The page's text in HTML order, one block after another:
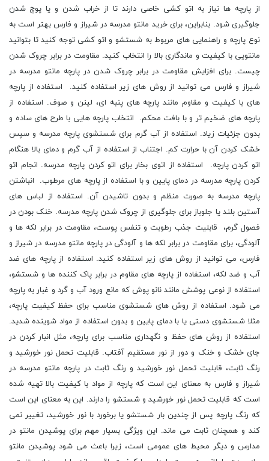
از پارچه ها نیاز به اتو کشی خاصی دارند تا از خراب شدن و یا پوچ شدن
جلوگیری شود. بنابراین، برای خرید مانتو مدرسه در شیراز و فارس بهتر است به
نوع پارچه و راهنمایی های مربوط به شستشو و اتو کشی توجه کنید تا بتوانید
مانتویی با کیفیت و ماندگاری بالا را انتخاب کنید. مقاومت در برابر چروک شدن
چیست. برای افزایش مقاومت در برابر چروک شدن در پارچه مانتو مدرسه در
شیراز و فارس می توانید از روش های زیر استفاده کنید. استفاده از پارچه
های با کیفیت و مقاوم مانند پارچه های پنبه ای، لینن و صوف. استفاده از
پارچه های ضخیم تر و با بافت محکم. انتخاب پارچه هایی با طرح های ساده و
بدون جزئیات زیاد. استفاده از آب گرم برای شستشوی پارچه مدرسه و سپس
خشک کردن آن با حرارت کم. اجتناب از استفاده از آب گرم و دمای بالا هنگام
اتو کردن پارچه. استفاده از اتوی بخار برای اتو کردن پارچه مدرسه. انجام اتو
کردن پارچه مدرسه در دمای پایین و با استفاده از پارچه های مرطوب. انباشتن
پارچه مدرسه به صورت منظم و بدون تاشیدن آن. استفاده از لباس های
آستین بلند یا جلوباز برای جلوگیری از چروک شدن پارچه مدرسه. خنک بودن در
فصول گرم، قابلیت جذب رطوبت و تنفس پوست، مقاومت در برابر لکه ها و
آلودگی، برای مقاومت در برابر لکه ها و آلودگی در پارچه مانتو مدرسه در شیراز و
فارس، می توانید از روش های زیر استفاده کنید. استفاده از پارچه های ضد
آب و ضد لکه، استفاده از پارچه های مقاوم در برابر پاک کننده ها و شستشو،
استفاده از نوعی پوشش مانند نانو پوش که مانع ورود آب و گرد و غبار به پارچه
می شود. استفاده از روش های شستشوی مناسب برای حفظ کیفیت پارچه،
مثلا شستشوی دستی یا با دمای پایین و بدون استفاده از مواد شوینده شدید.
استفاده از روش های حفظ و نگهداری مناسب برای پارچه، مثل انبار کردن در
جای خشک و خنک و دور از نور مستقیم آفتاب. قابلیت تحمل نور خورشید و
رنگ ثابت، قابلیت تحمل نور خورشید و رنگ ثابت در پارچه مانتو مدرسه در
شیراز و فارس به معنای این است که پارچه از مواد با کیفیت بالا تهیه شده
است که قابلیت تحمل نور خورشید و شستشو را دارند. این به معنای این است
که رنگ پارچه پس از چندین بار شستشو یا برخورد با نور خورشید، تغییر نمی
کند و همچنان ثابت می ماند. این ویژگی بسیار مهم برای پوشیدن مانتو در
مدارس و دیگر محیط های عمومی است، زیرا باعث می شود پوشیدن مانتو